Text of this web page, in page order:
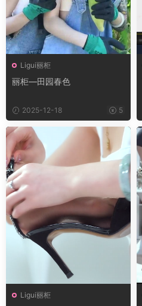
Ligui丽柜
丽柜—田园春色
2025-12-18 5
Ligui丽柜